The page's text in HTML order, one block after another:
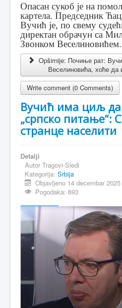
Опасан сукоб је на
картела. Председник
Вучић је, по свему
директан обрачун са
Звонком Веселиновићем.
Opširnije: Почиње рат:
Веселиновића, хоће да
Write comment (0 Comments)
Вучић има циљ
„српско питање“:
странце населити
Detalji
Autor Tragovi-Sledi
Kategorija: Srbija
Objavljeno 14 decembar 2025
Pogodaka: 693